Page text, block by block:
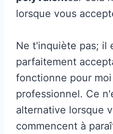
lorsque vous
Ne t'inquiète pas; il
parfaitement
fonctionne pour
professionnel. Ce
alternative lorsque
commencent à